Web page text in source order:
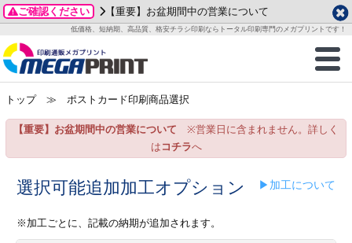
ご確認ください 【重要】お盆期間中の営業について
低価格、短納期、高品質、格安チラシ印刷ならトータル印刷専門のメガプリントです！
商品一覧
グッズ
ステッカー
ックカード印刷
業ツール印刷
ご利用ガイド
お客様へ
いて
方法
/送料について
刷
カード印刷
ックカード名刺
ムカード
データ作成ガイド
成前に
ガイド
加工指示ガイド
テンプレート
ード印刷
名刺印刷
ックカード
ード印刷
一覧
わせ
り
プル請求
2026年 8月
月
火 水 木 金
土
1
3
4 5 6 7
8
15
24
25 26 27
29
トップ≫ ポストカード印刷商品選択
【重要】お盆期間中の営業について ※営業日に含まれません。詳しく
は コチラへ
選択可能追加加工オプション ▶加工について
※加工ごとに、記載の納期が追加されます。